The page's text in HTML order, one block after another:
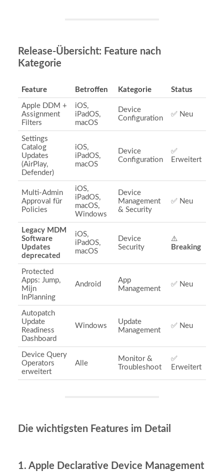
Release-Übersicht: Feature nach
Kategorie
Feature Betroffen Kategorie Status
Apple DDM +
Assignment
Filters
iOS,
iPadOS,
macOS
Device
Configuration
✅ Neu
Settings
Catalog
Updates
(AirPlay,
Defender)
iOS,
iPadOS,
macOS
Device
Configuration
✅
Erweitert
Multi-Admin
Approval für
Policies
iOS,
iPadOS,
macOS,
Windows
Device
Management
& Security
✅ Neu
Legacy MDM
Software
Updates
deprecated
iOS,
iPadOS,
macOS
Device
Security
⚠️
Breaking
Protected
Apps: Jump,
Mijn
InPlanning
Android
App
Management
✅ Neu
Autopatch
Update
Readiness
Dashboard
Windows
Update
Management
✅ Neu
Device Query
Operators
erweitert
Alle
Monitor &
Troubleshoot
✅
Erweitert
Die wichtigsten Features im Detail
1. Apple Declarative Device Management